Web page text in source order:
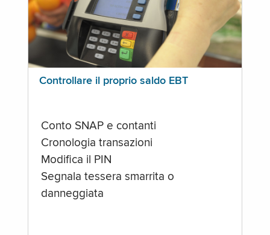
Controllare il proprio saldo EBT
Conto SNAP e contanti
Cronologia transazioni
Modifica il PIN
Segnala tessera smarrita o
danneggiata